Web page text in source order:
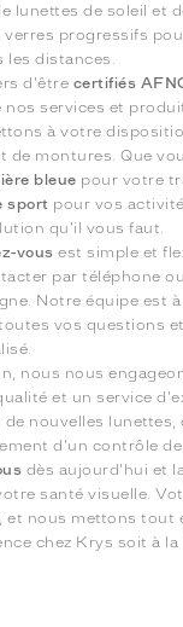
lunettes de soleil et
verres progressifs
distances.
d'être certifiés
nos services et
à votre
de montures. Que
bleue pour votre
sport pour vos
qu'il vous faut.
vous est simple et
par téléphone
Notre équipe est
vos questions
nous nous
et un service
de nouvelles lunettes,
d'un contrôle de
dès aujourd'hui et
santé visuelle.
et nous mettons tout
chez Krys soit à la